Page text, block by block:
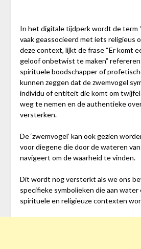
In het digitale tijdperk wordt de term
vaak geassocieerd met iets religieus
deze context, lijkt de frase “Er komt
geloof onbetwist te maken”
spirituele boodschapper of
kunnen zeggen dat de zwemvogel
individu of entiteit die komt om
weg te nemen en de authentieke
versterken.
De ‘zwemvogel’ kan ook gezien
voor diegene die door de wateren
navigeert om de waarheid te vinden.
Dit wordt nog versterkt als we ons
specifieke symbolieken die aan water
spirituele en religieuze contexten